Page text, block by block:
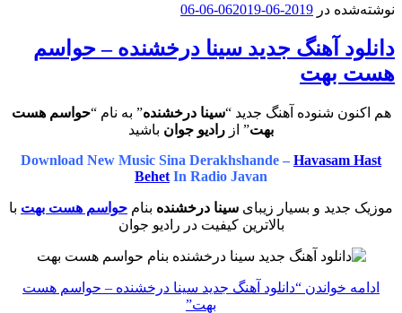
نوشته‌شده در 2019-06-06
2019-06-06
دانلود آهنگ جدید سینا درخشنده – حواسم
هست بهت
هم اکنون شنوده آهنگ جدید “سینا درخشنده” به نام “حواسم هست
بهت” از رادیو جوان باشید
Download New Music Sina Derakhshande – Havasam Hast
Behet In Radio Javan
موزیک جدید و بسیار زیبای سینا درخشنده بنام حواسم هست بهت با
بالاترین کیفیت در رادیو جوان
ادامه خواندن “دانلود آهنگ جدید سینا درخشنده – حواسم هست
بهت”